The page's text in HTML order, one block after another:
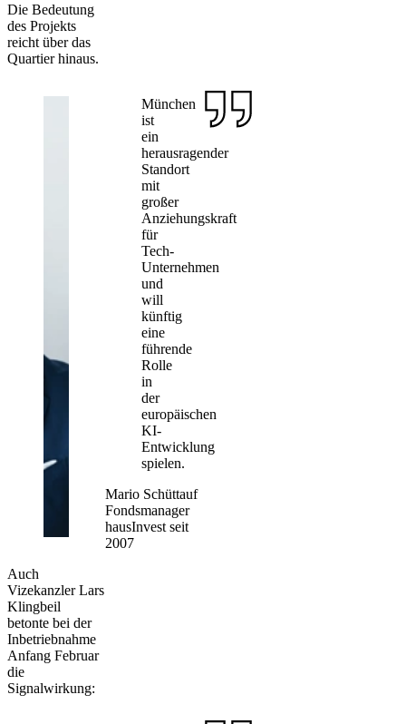
Die Bedeutung
des Projekts
reicht über das
Quartier hinaus.
München
ist
ein
herausragender
Standort
mit
großer
Anziehungskraft
für
Tech-
Unternehmen
und
will
künftig
eine
führende
Rolle
in
der
europäischen
KI-
Entwicklung
spielen.
Mario Schüttauf
Fondsmanager
hausInvest seit
2007
Auch
Vizekanzler Lars
Klingbeil
betonte bei der
Inbetriebnahme
Anfang Februar
die
Signalwirkung: